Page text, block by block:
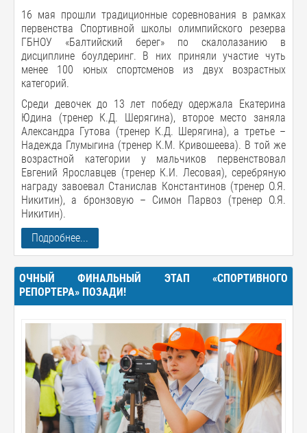
16 мая прошли традиционные соревнования в рамках
первенства Спортивной школы олимпийского резерва
ГБНОУ «Балтийский берег» по скалолазанию в
дисциплине боулдеринг. В них приняли участие чуть
менее 100 юных спортсменов из двух возрастных
категорий.
Среди девочек до 13 лет победу одержала Екатерина
Юдина (тренер К.Д. Шерягина), второе место заняла
Александра Гутова (тренер К.Д. Шерягина), а третье –
Надежда Глумыгина (тренер К.М. Кривошеева). В той же
возрастной категории у мальчиков первенствовал
Евгений Ярославцев (тренер К.И. Лесовая), серебряную
награду завоевал Станислав Константинов (тренер О.Я.
Никитин), а бронзовую – Симон Парвоз (тренер О.Я.
Никитин).
Подробнее...
ОЧНЫЙ ФИНАЛЬНЫЙ ЭТАП «СПОРТИВНОГО
РЕПОРТЕРА» ПОЗАДИ!